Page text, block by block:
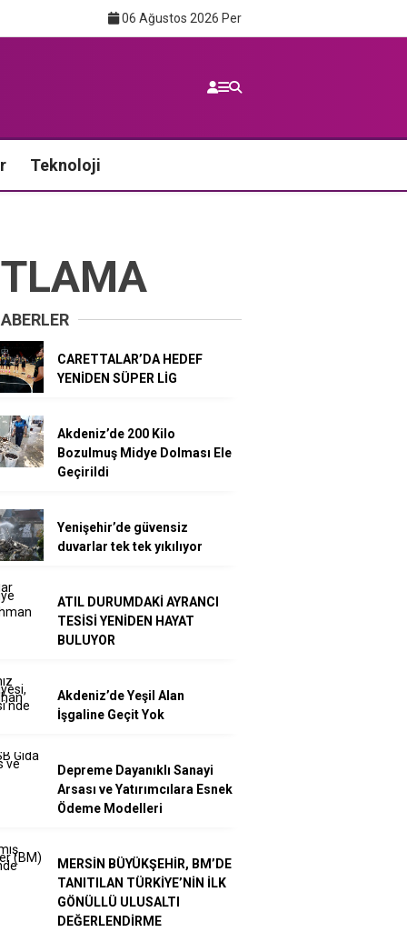
06 Ağustos 2026 Per
Teknoloji
CARETTALAR’DA HEDEF
YENİDEN SÜPER LİG
Akdeniz’de 200 Kilo
Bozulmuş Midye Dolması Ele
Geçirildi
Yenişehir’de güvensiz
duvarlar tek tek yıkılıyor
ATIL DURUMDAKİ AYRANCI
TESİSİ YENİDEN HAYAT
BULUYOR
Akdeniz’de Yeşil Alan
İşgaline Geçit Yok
Depreme Dayanıklı Sanayi
Arsası ve Yatırımcılara Esnek
Ödeme Modelleri
MERSİN BÜYÜKŞEHİR, BM’DE
TANITILAN TÜRKİYE’NİN İLK
GÖNÜLLÜ ULUSALTI
DEĞERLENDİRME